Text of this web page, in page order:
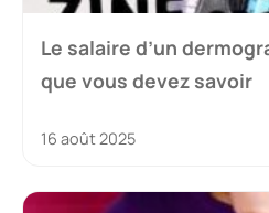
Le salaire d’un
que vous devez savoir
16 août 2025